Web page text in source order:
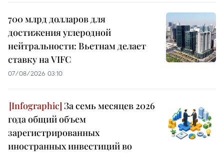
700 млрд долларов для
достижения углеродной
нейтральности: Вьетнам делает
ставку на VIFC
07/08/2026 03:10
За семь месяцев 2026
года общий объем
зарегистрированных
иностранных инвестиций во